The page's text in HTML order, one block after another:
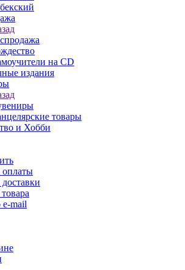
на CD
издания
товары
и Хобби
оплаты
e-mail